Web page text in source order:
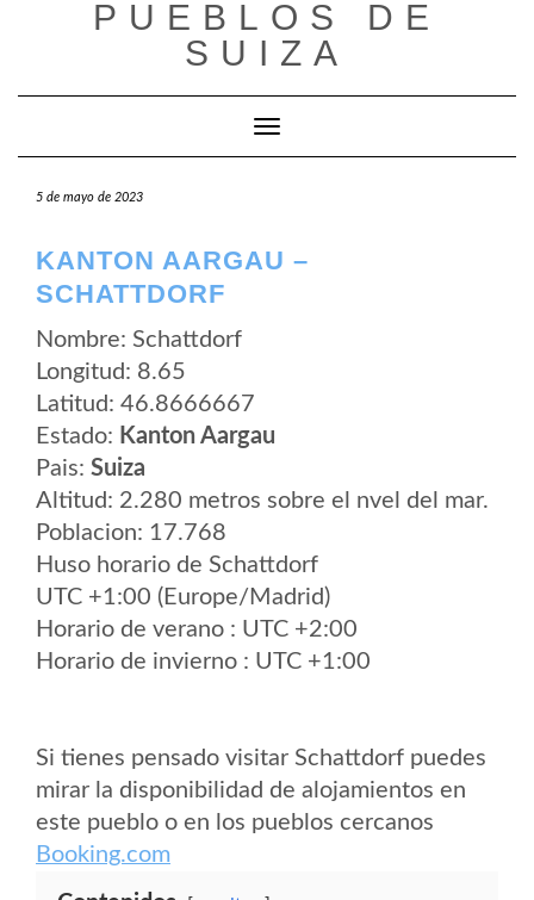
PUEBLOS DE
SUIZA
Cambiar modo de navegación
5 de mayo de 2023
KANTON AARGAU –
SCHATTDORF
Nombre: Schattdorf
Longitud: 8.65
Latitud: 46.8666667
Estado: Kanton Aargau
Pais: Suiza
Altitud: 2.280 metros sobre el nvel del mar.
Poblacion: 17.768
Huso horario de Schattdorf
UTC +1:00 (Europe/Madrid)
Horario de verano : UTC +2:00
Horario de invierno : UTC +1:00
Si tienes pensado visitar Schattdorf puedes
mirar la disponibilidad de alojamientos en
este pueblo o en los pueblos cercanos
Booking.com